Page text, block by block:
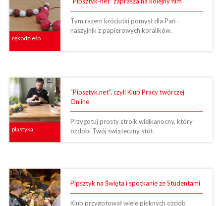
rękodzieło
Tym razem króciutki pomysł dla Pań -
naszyjnik z papierowych koralików.
plastyka
"Pipsztyk.net", czyli Klub Pracy twórczej
Online
Przygotuj prosty stroik wielkanocny, który
ozdobi Twój świąteczny stół.
Pipsztyk na Święta i spotkanie ze Studentami
Klub przygotował wiele pięknych ozdób